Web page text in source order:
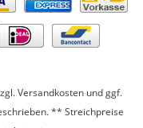
Versandkosten und ggf.
** Streichpreise